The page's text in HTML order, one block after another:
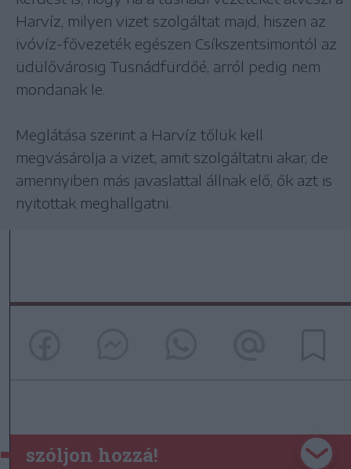
Harvíz, milyen vizet szolgáltat majd, hiszen az
ivóvíz-fővezeték egészen Csíkszentsimontól az
üdülővárosig Tusnádfürdőé, arról pedig nem
mondanak le.
Meglátása szerint a Harvíz tőlük kell
megvásárolja a vizet, amit szolgáltatni akar, de
amennyiben más javaslattal állnak elő, ők azt is
nyitottak meghallgatni.
szóljon hozzá!